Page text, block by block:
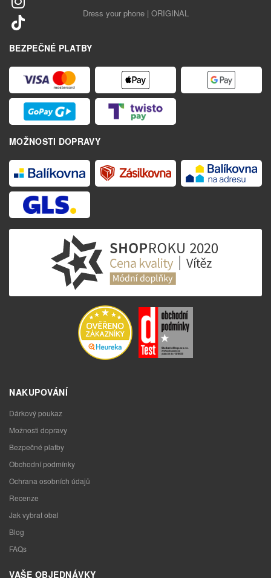
Dress your phone | ORIGINAL
BEZPEČNÉ PLATBY
MOŽNOSTI DOPRAVY
NAKUPOVÁNÍ
Dárkový poukaz
Možnosti dopravy
Bezpečné platby
Obchodní podmínky
Ochrana osobních údajů
Recenze
Jak vybrat obal
Blog
FAQs
VAŠE OBJEDNÁVKY